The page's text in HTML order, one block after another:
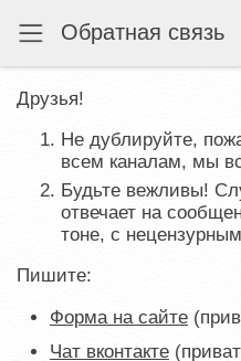
Обратная связь
Друзья!
Не дублируйте,
всем каналам, мы
Будьте вежливы!
отвечает на
тоне, с
Пишите:
Форма на сайте
Чат вконтакте